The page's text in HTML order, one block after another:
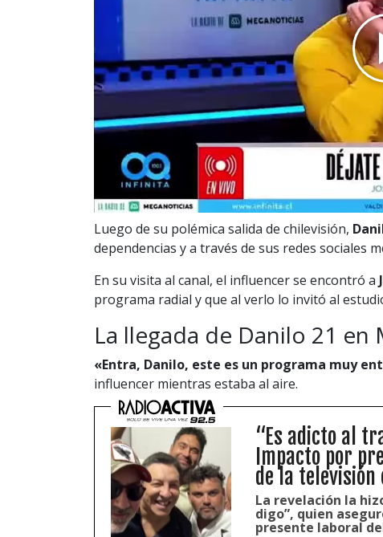
Luego de su polémica salida de chilevisión,
dependencias y a través de sus redes sociales
En su visita al canal, el influencer se encontró a
programa radial y que al verlo lo invitó al
La llegada de Danilo 21 en
«Entra, Danilo, este es un programa muy
influencer mientras estaba al aire.
“Es adicto al
Impacto por
de la televisión
La revelación la
digo”, quien
presente laboral